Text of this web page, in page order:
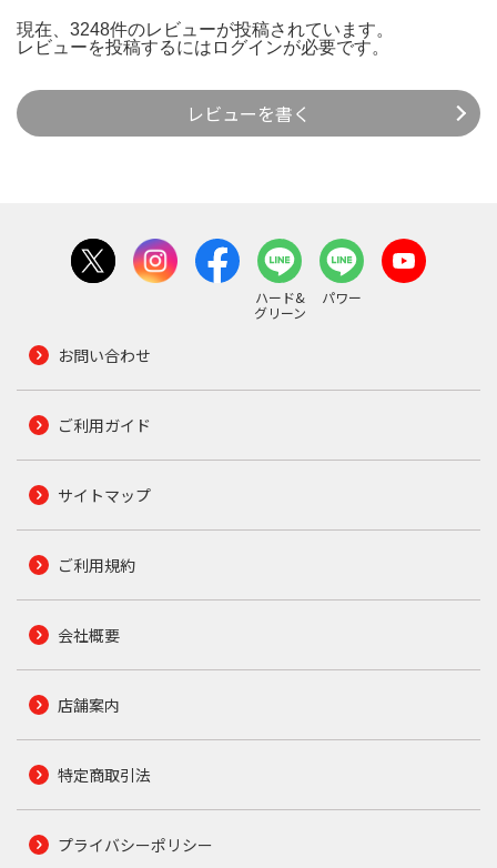
現在、3248件のレビューが投稿されています。
レビューを投稿するには ログインが必要です。
レビューを書く
ハード&
グリーン
パワー
お問い合わせ
ご利用ガイド
サイトマップ
ご利用規約
会社概要
店舗案内
特定商取引法
プライバシーポリシー